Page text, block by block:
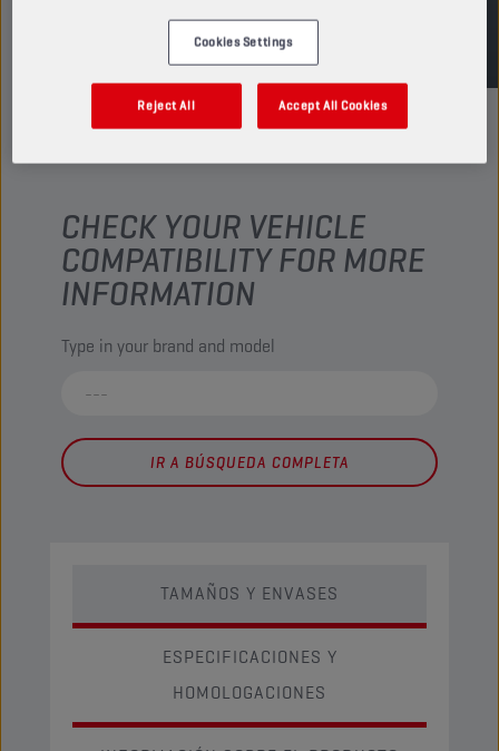
CHECK YOUR VEHICLE
COMPATIBILITY FOR MORE
INFORMATION
Type in your brand and model
IR A BÚSQUEDA COMPLETA
TAMAÑOS Y ENVASES
ESPECIFICACIONES Y
HOMOLOGACIONES
Cookies Settings
Reject All Accept All Cookies